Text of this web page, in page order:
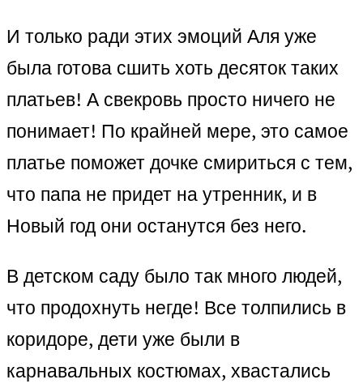
И только ради этих эмоций Аля уже
была готова сшить хоть десяток таких
платьев! А свекровь просто ничего не
понимает! По крайней мере, это самое
платье поможет дочке смириться с тем,
что папа не придет на утренник, и в
Новый год они останутся без него.
В детском саду было так много людей,
что продохнуть негде! Все толпились в
коридоре, дети уже были в
карнавальных костюмах, хвастались